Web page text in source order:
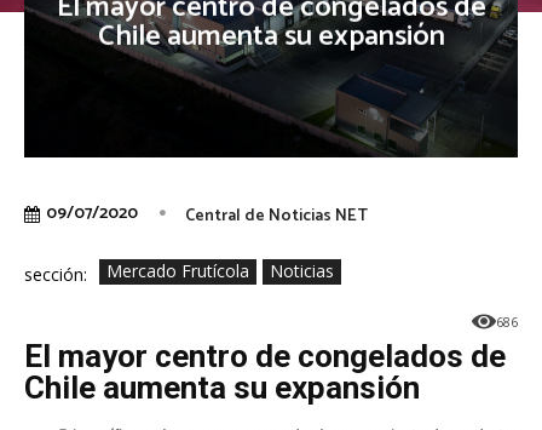
Chile aumenta su expansión
09/07/2020 Central de Noticias NET
sección: Mercado Frutícola Noticias
686
El mayor centro de congelados de
Chile aumenta su expansión